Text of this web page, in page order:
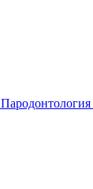
Пародонтология